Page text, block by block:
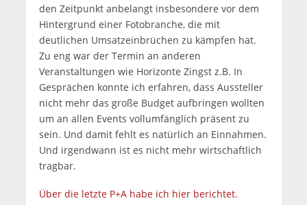
den Zeitpunkt anbelangt insbesondere vor dem
Hintergrund einer Fotobranche, die mit
deutlichen Umsatzeinbrüchen zu kämpfen hat.
Zu eng war der Termin an anderen
Veranstaltungen wie Horizonte Zingst z.B. In
Gesprächen konnte ich erfahren, dass Aussteller
nicht mehr das große Budget aufbringen wollten
um an allen Events vollumfänglich präsent zu
sein. Und damit fehlt es natürlich an Einnahmen.
Und irgendwann ist es nicht mehr wirtschaftlich
tragbar.
Über die letzte P+A habe ich hier berichtet.